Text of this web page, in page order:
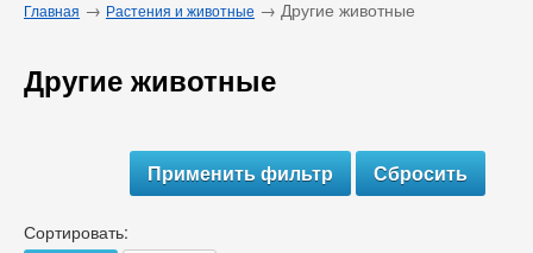
Главная → Растения и животные → Другие животные
Другие животные
Сортировать: